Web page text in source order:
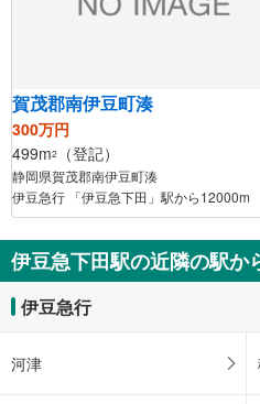
賀茂郡南伊豆町湊
300万円
499m2 （登記）
静岡県賀茂郡南伊豆町湊
伊豆急行 「伊豆急下田」駅から12000m
伊豆急下田駅の近隣の駅か
伊豆急行
河津